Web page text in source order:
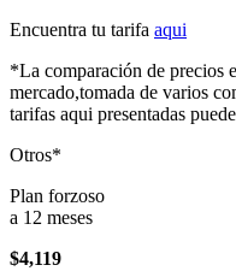
Encuentra tu tarifa aqui
*La comparación de precios
mercado,tomada de varios
tarifas aqui presentadas
Otros*
Plan forzoso
a 12 meses
$4,119